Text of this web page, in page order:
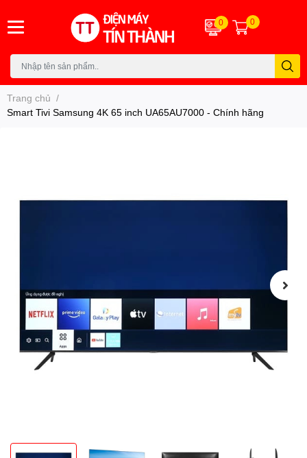
0 0
Trang chủ /
Smart Tivi Samsung 4K 65 inch UA65AU7000 - Chính hãng